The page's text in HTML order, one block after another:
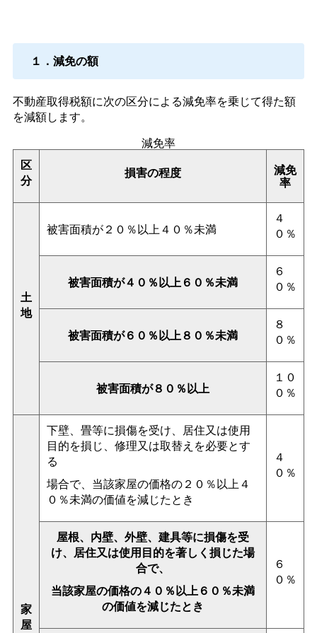
１．減免の額
不動産取得税額に次の区分による減免率を乗じて得た額
を減額します。
減免率
区
分
損害の程度 減免
率
土
地
被害面積が２０％以上４０％未満
４
０％
被害面積が４０％以上６０％未満
６
０％
被害面積が６０％以上８０％未満
８
０％
被害面積が８０％以上
１０
０％
家
屋
下壁、畳等に損傷を受け、居住又は使用
目的を損じ、修理又は取替えを必要とす
る
場合で、当該家屋の価格の２０％以上４
０％未満の価値を減じたとき
４
０％
屋根、内壁、外壁、建具等に損傷を受
け、居住又は使用目的を著しく損じた場
合で、
当該家屋の価格の４０％以上６０％未満
の価値を減じたとき
６
０％